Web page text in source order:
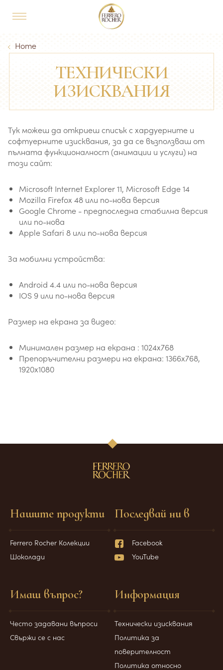
MAIN NAVIGATION
Breadcrumb
Home
ТЕХНИЧЕСКИ
ИЗИСКВАНИЯ
Тук можеш да откриеш списък с хардуерните и
софтуерните изисквания, за да се възползваш от
пълната функционалност (анимации и услуги) на
този сайт:
Microsoft Internet Explorer 11, Microsoft Edge 14
Mozilla Firefox 48 или по-нова версия
Google Chrome - предпоследна стабилна версия
или по-нова
Apple Safari 8 или по-нова версия
За мобилни устройства:
Android 4.4 или по-нова версия
IOS 9 или по-нова версия
Размер на екрана за видео:
Минимален размер на екрана : 1024x768
Препоръчителни размери на екрана: 1366x768,
1920x1080
Нашите продукти
Ferrero Rocher Колекции
Шоколади
Имаш въпрос?
Често задавани въпроси
Свържи се с нас
Информация
Технически изисквания
Политика за
поверителност
Политика относно
Последвай ни в
Facebook
YouTube